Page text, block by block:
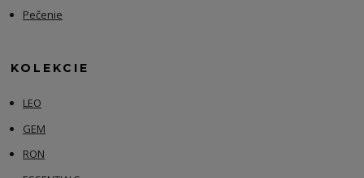
Pečenie
KOLEKCIE
LEO
GEM
RON